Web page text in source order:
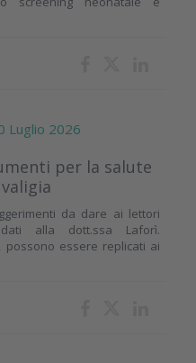
2026
per la salute
da dare ai lettori
alla dott.ssa Laforì.
possono essere replicati ai